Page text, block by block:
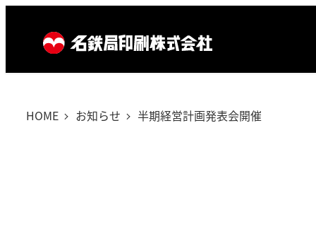
コ
HOME お知らせ 半期経営計画発表会開催